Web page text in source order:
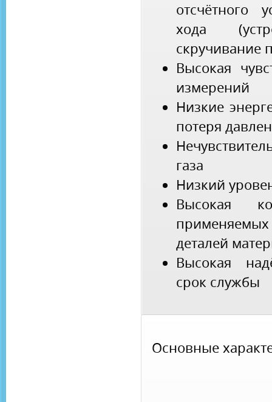
отсчётного
хода
скручивание
Высокая
измерений
Низкие
потеря
газа
Низкий
Высокая
деталей
Высокая
срок службы
Основные